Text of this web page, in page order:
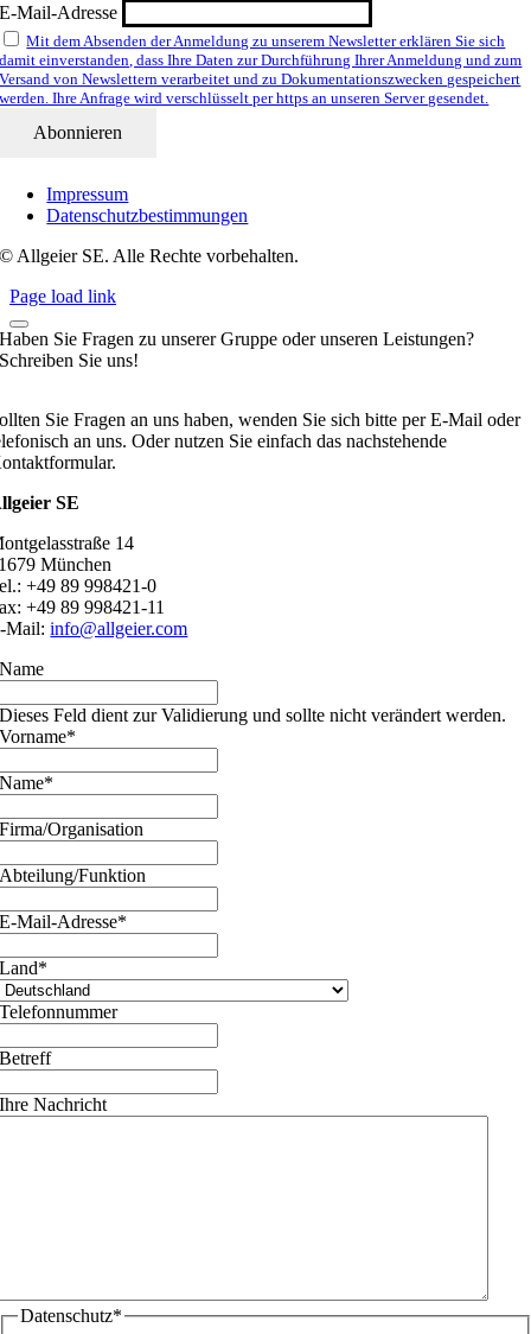
E-Mail-Adresse
Mit dem Absenden der Anmeldung zu unserem Newsletter erklären Sie sich
damit einverstanden, dass Ihre Daten zur Durchführung Ihrer Anmeldung und zum
Versand von Newslettern verarbeitet und zu Dokumentationszwecken gespeichert
werden. Ihre Anfrage wird verschlüsselt per https an unseren Server gesendet.
Impressum
Datenschutzbestimmungen
© Allgeier SE. Alle Rechte vorbehalten.
Page load link
Haben Sie Fragen zu unserer Gruppe oder unseren Leistungen?
Schreiben Sie uns!
Sie Fragen an uns haben, wenden Sie sich bitte per E-Mail oder
an uns. Oder nutzen Sie einfach das nachstehende
SE
14
München
+49 89 998421-0
+49 89 998421-11
Mail:info@allgeier.com
Name
Dieses Feld dient zur Validierung und sollte nicht verändert werden.
Vorname*
Name*
Firma/Organisation
Abteilung/Funktion
E-Mail-Adresse*
Land*
Telefonnummer
Betreff
Ihre Nachricht
Datenschutz*